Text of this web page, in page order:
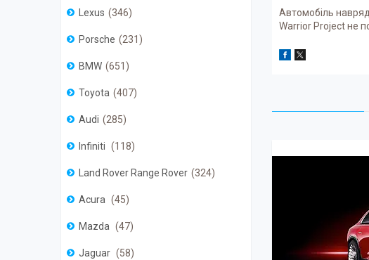
Автомобіль
Warrior Project не
Lexus 346
Porsche 231
BMW 651
Toyota 407
Audi 285
Infiniti 118
Land Rover Range Rover 324
Acura 45
Mazda 47
Jaguar 58